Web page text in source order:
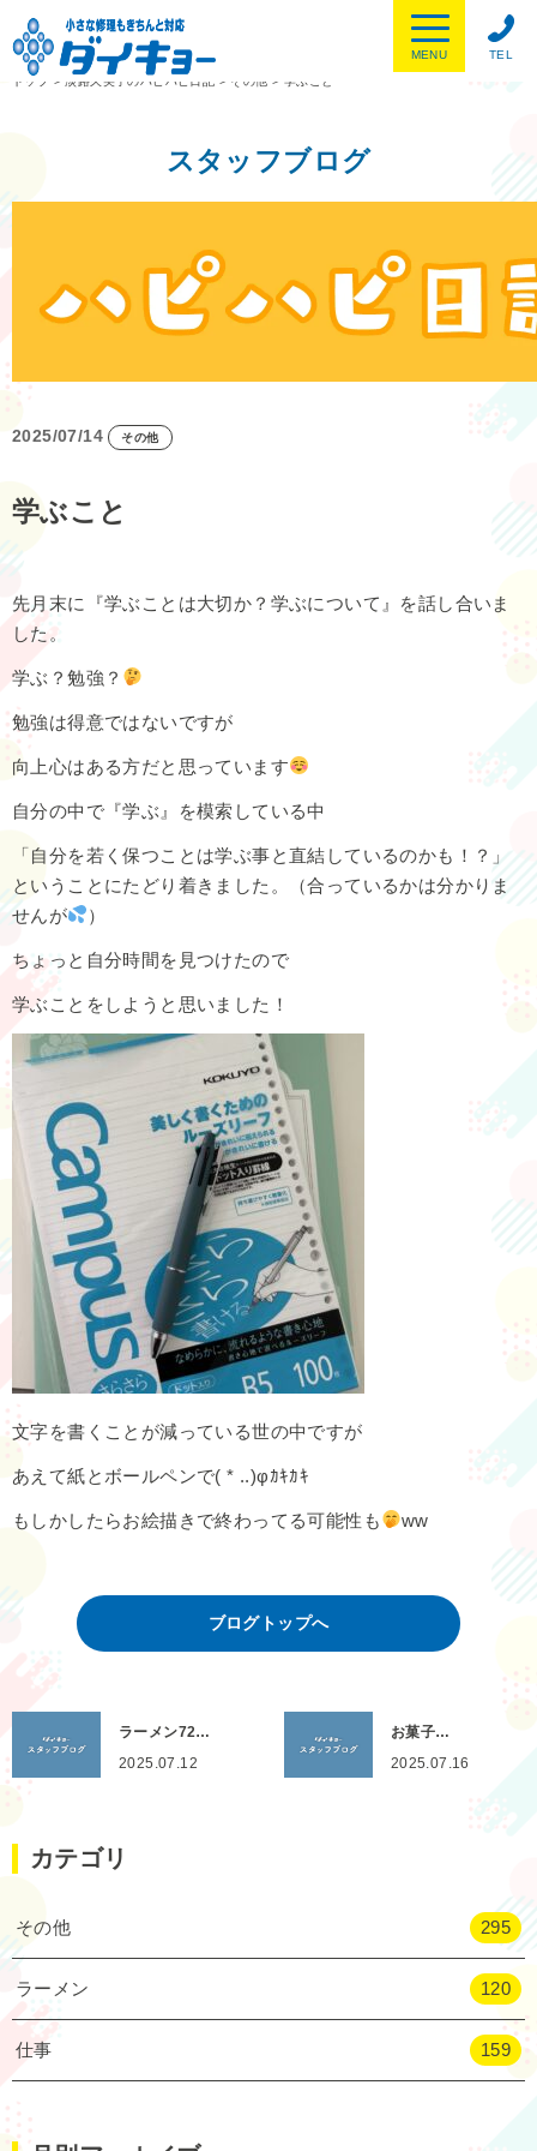
TEL
MENU
トップ
> 淡路久美子のハピハピ日記 > その他 > 学ぶこと
スタッフブログ
2025/07/14 その他
学ぶこと
先月末に『学ぶことは大切か？学ぶについて』を話し合いま
した。
学ぶ？勉強？
勉強は得意ではないですが
向上心はある方だと思っています
自分の中で『学ぶ』を模索している中
「自分を若く保つことは学ぶ事と直結しているのかも！？」
ということにたどり着きました。（合っているかは分かりま
せんが
）
ちょっと自分時間を見つけたので
学ぶことをしようと思いました！
文字を書くことが減っている世の中ですが
あえて紙とボールペンで( * ..)φｶｷｶｷ
もしかしたらお絵描きで終わってる可能性も ww
ブログトップへ
ラーメン72…
2025.07.12
お菓子…
2025.07.16
カテゴリ
その他 295
ラーメン 120
仕事 159